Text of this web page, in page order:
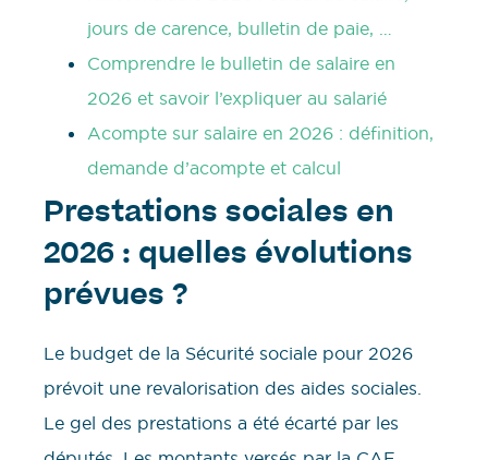
jours de carence, bulletin de paie, …
Comprendre le bulletin de salaire en
2026 et savoir l’expliquer au salarié
Acompte sur salaire en 2026 : définition,
demande d’acompte et calcul
Prestations sociales en
2026 : quelles évolutions
prévues ?
Le budget de la Sécurité sociale pour 2026
prévoit une revalorisation des aides sociales.
Le gel des prestations a été écarté par les